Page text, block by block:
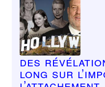
Des
long sur